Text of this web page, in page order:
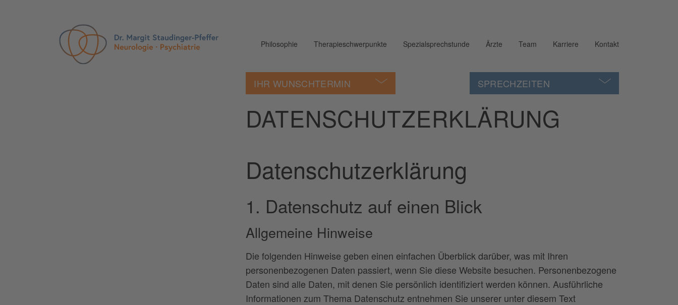
Philosophie Therapieschwerpunkte Spezialsprechstunde Ärzte Team Karriere Kontakt
IHR WUNSCHTERMIN SPRECHZEITEN
DATENSCHUTZ­ERKLÄRUNG
Datenschutz­erklärung
1. Datenschutz auf einen Blick
Allgemeine Hinweise
Die folgenden Hinweise geben einen einfachen Überblick darüber, was mit Ihren
personenbezogenen Daten passiert, wenn Sie diese Website besuchen. Personenbezogene
Daten sind alle Daten, mit denen Sie persönlich identifiziert werden können. Ausführliche
Informationen zum Thema Datenschutz entnehmen Sie unserer unter diesem Text